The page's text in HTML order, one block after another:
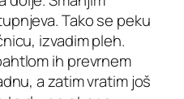
Tako se peku
izvadim pleh.
ih prevrnem
a zatim vratim još